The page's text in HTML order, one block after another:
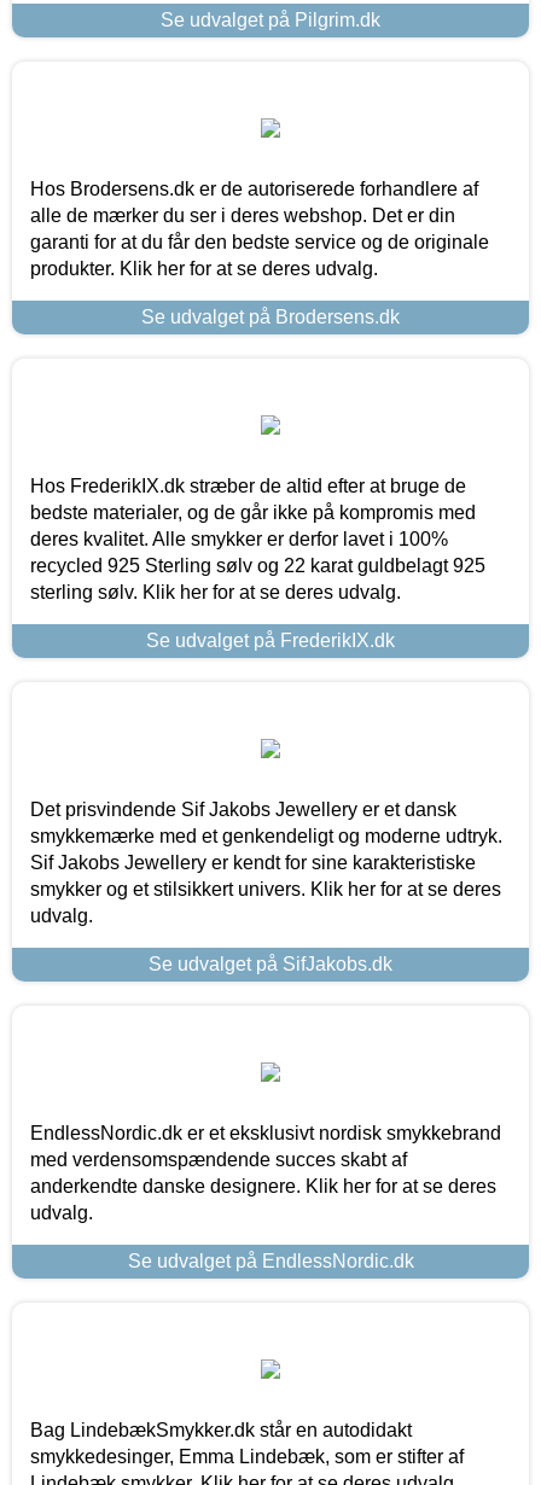
Se udvalget på Pilgrim.dk
Hos Brodersens.dk er de autoriserede forhandlere af
alle de mærker du ser i deres webshop. Det er din
garanti for at du får den bedste service og de originale
produkter. Klik her for at se deres udvalg.
Se udvalget på Brodersens.dk
Hos FrederikIX.dk stræber de altid efter at bruge de
bedste materialer, og de går ikke på kompromis med
deres kvalitet. Alle smykker er derfor lavet i 100%
recycled 925 Sterling sølv og 22 karat guldbelagt 925
sterling sølv. Klik her for at se deres udvalg.
Se udvalget på FrederikIX.dk
Det prisvindende Sif Jakobs Jewellery er et dansk
smykkemærke med et genkendeligt og moderne udtryk.
Sif Jakobs Jewellery er kendt for sine karakteristiske
smykker og et stilsikkert univers. Klik her for at se deres
udvalg.
Se udvalget på SifJakobs.dk
EndlessNordic.dk er et eksklusivt nordisk smykkebrand
med verdensomspændende succes skabt af
anderkendte danske designere. Klik her for at se deres
udvalg.
Se udvalget på EndlessNordic.dk
Bag LindebækSmykker.dk står en autodidakt
smykkedesinger, Emma Lindebæk, som er stifter af